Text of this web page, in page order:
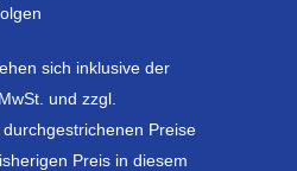
sich inklusive der
und zzgl.
Preise
Preis in diesem